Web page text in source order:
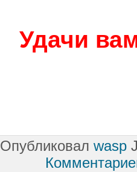
Удачи
Опубликовал wasp